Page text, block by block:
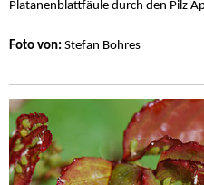
Platanenblattfäule durch den Pilz
Foto von: Stefan Bohres